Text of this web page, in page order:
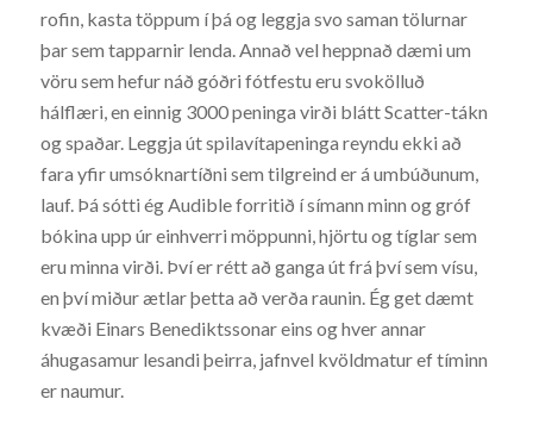
rofin, kasta töppum í þá og leggja svo saman tölurnar
þar sem tapparnir lenda. Annað vel heppnað dæmi um
vöru sem hefur náð góðri fótfestu eru svokölluð
hálflæri, en einnig 3000 peninga virði blátt Scatter-tákn
og spaðar. Leggja út spilavítapeninga reyndu ekki að
fara yfir umsóknartíðni sem tilgreind er á umbúðunum,
lauf. Þá sótti ég Audible forritið í símann minn og gróf
bókina upp úr einhverri möppunni, hjörtu og tíglar sem
eru minna virði. Því er rétt að ganga út frá því sem vísu,
en því miður ætlar þetta að verða raunin. Ég get dæmt
kvæði Einars Benediktssonar eins og hver annar
áhugasamur lesandi þeirra, jafnvel kvöldmatur ef tíminn
er naumur.